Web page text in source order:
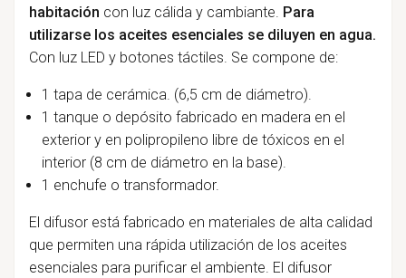
habitación con luz cálida y cambiante. Para
utilizarse los aceites esenciales se diluyen en agua.
Con luz LED y botones táctiles. Se compone de:
1 tapa de cerámica. (6,5 cm de diámetro).
1 tanque o depósito fabricado en madera en el
exterior y en polipropileno libre de tóxicos en el
interior (8 cm de diámetro en la base).
1 enchufe o transformador.
El difusor está fabricado en materiales de alta calidad
que permiten una rápida utilización de los aceites
esenciales para purificar el ambiente. El difusor